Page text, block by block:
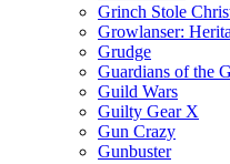
Grinch Stole
Growlanser:
Grudge
Guardians of the
Guild Wars
Guilty Gear X
Gun Crazy
Gunbuster